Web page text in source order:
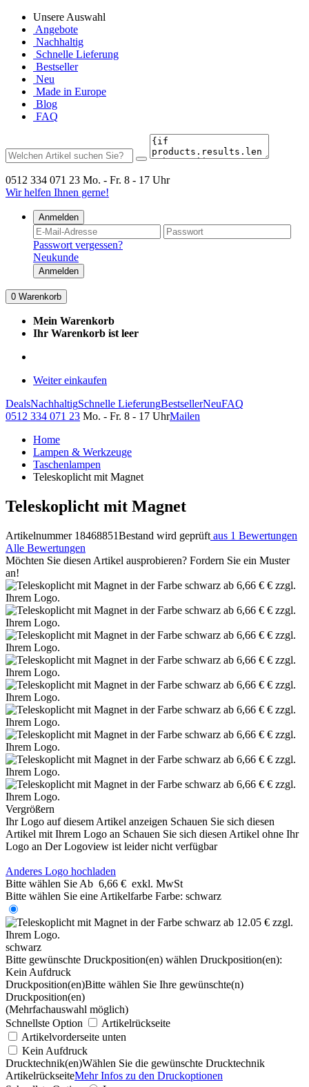
Unsere Auswahl
Angebote
Nachhaltig
Schnelle Lieferung
Bestseller
Neu
Made in Europe
Blog
FAQ
0512 334 071 23 Mo. - Fr. 8 - 17 Uhr
Wir helfen Ihnen gerne!
Anmelden
Passwort vergessen?
Neukunde
Anmelden
0 Warenkorb
Mein Warenkorb
Ihr Warenkorb ist leer
Weiter einkaufen
DealsNachhaltigSchnelle LieferungBestsellerNeuFAQ
0512 334 071 23 Mo. - Fr. 8 - 17 UhrMailen
Home
Lampen & Werkzeuge
Taschenlampen
Teleskoplicht mit Magnet
Teleskoplicht mit Magnet
Artikelnummer 18468851Bestand wird geprüft aus 1 Bewertungen
Alle Bewertungen
Möchten Sie diesen Artikel ausprobieren? Fordern Sie ein Muster
an!
Vergrößern
Ihr Logo auf diesem Artikel anzeigen Schauen Sie sich diesen
Artikel mit Ihrem Logo an Schauen Sie sich diesen Artikel ohne Ihr
Logo an Der Logoview ist leider nicht verfügbar
Anderes Logo hochladen
Bitte wählen Sie Ab 6,66 € exkl. MwSt
Bitte wählen Sie eine Artikelfarbe Farbe: schwarz
schwarz
Bitte gewünschte Druckposition(en) wählen Druckposition(en):
Kein Aufdruck
Druckposition(en)Bitte wählen Sie Ihre gewünschte(n)
Druckposition(en)
(Mehrfachauswahl möglich)
Schnellste Option
Artikelrückseite
Artikelvorderseite unten
Kein Aufdruck
Drucktechnik(en)Wählen Sie die gewünschte Drucktechnik
ArtikelrückseiteMehr Infos zu den Druckoptionen